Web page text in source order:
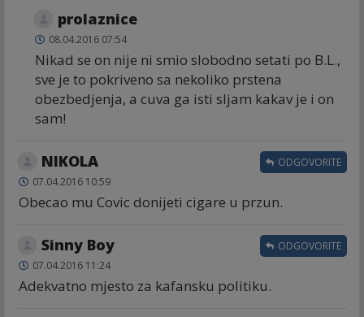
prolaznice
08.04.2016 07:54
Nikad se on nije ni smio slobodno setati po B.L.,
sve je to pokriveno sa nekoliko prstena
obezbedjenja, a cuva ga isti sljam kakav je i on
sam!
NIKOLA
07.04.2016 10:59
Obecao mu Covic donijeti cigare u przun.
ODGOVORITE
Sinny Boy
07.04.2016 11:24
Adekvatno mjesto za kafansku politiku.
ODGOVORITE